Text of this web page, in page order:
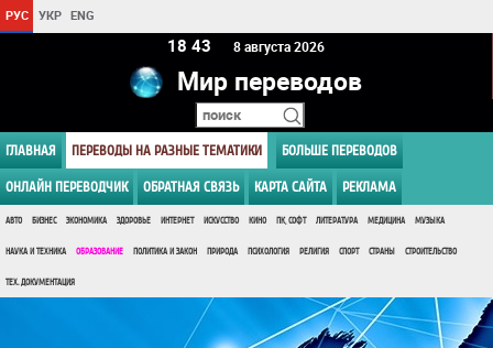
РУС УКР ENG
18:43 8 августа 2026
Мир переводов
ГЛАВНАЯ ПЕРЕВОДЫ НА РАЗНЫЕ ТЕМАТИКИ БОЛЬШЕ ПЕРЕВОДОВ
ОНЛАЙН ПЕРЕВОДЧИК ОБРАТНАЯ СВЯЗЬ КАРТА САЙТА РЕКЛАМА
АВТО БИЗНЕС ЭКОНОМИКА ЗДОРОВЬЕ ИНТЕРНЕТ ИСКУССТВО КИНО ПК, СОФТ ЛИТЕРАТУРА МЕДИЦИНА МУЗЫКА
НАУКА И ТЕХНИКА ОБРАЗОВАНИЕ ПОЛИТИКА И ЗАКОН ПРИРОДА ПСИХОЛОГИЯ РЕЛИГИЯ СПОРТ СТРАНЫ СТРОИТЕЛЬСТВО
ТЕХ. ДОКУМЕНТАЦИЯ